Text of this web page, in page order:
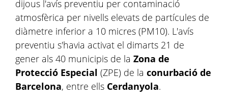
dijous l'avís preventiu per contaminació
atmosfèrica per nivells elevats de partícules de
diàmetre inferior a 10 micres (PM10). L'avís
preventiu s'havia activat el dimarts 21 de
gener als 40 municipis de la Zona de
Protecció Especial (ZPE) de la conurbació de
Barcelona, entre ells Cerdanyola.